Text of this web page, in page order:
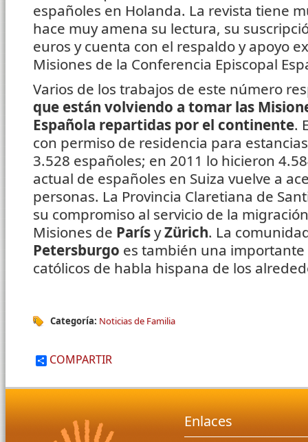
españoles en Holanda. La revista tiene
hace muy amena su lectura, su
euros y cuenta con el respaldo y apoyo
Misiones de la Conferencia Episcopal
Varios de los trabajos de este número
que están volviendo a tomar las
Española repartidas por el continente.
con permiso de residencia para
3.528 españoles; en 2011 lo hicieron
actual de españoles en Suiza vuelve a
personas. La Provincia Claretiana de
su compromiso al servicio de la
Misiones de ParísyZürich. La
Petersburgo es también una
católicos de habla hispana de los
Categoría: Noticias de Familia
COMPARTIR
Enlaces